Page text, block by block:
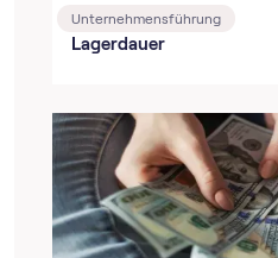
Unternehmensführung
Lagerdauer